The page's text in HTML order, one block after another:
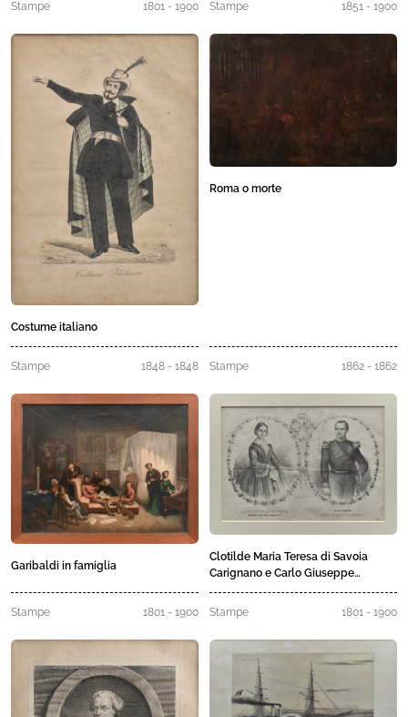
Stampe 1801 - 1900 Stampe 1851 - 1900
Costume italiano
Stampe 1848 - 1848
Roma o morte
Stampe 1862 - 1862
Garibaldi in famiglia
Stampe 1801 - 1900
Clotilde Maria Teresa di Savoia
Carignano e Carlo Giuseppe
Napoleone
Stampe
1801 - 1900